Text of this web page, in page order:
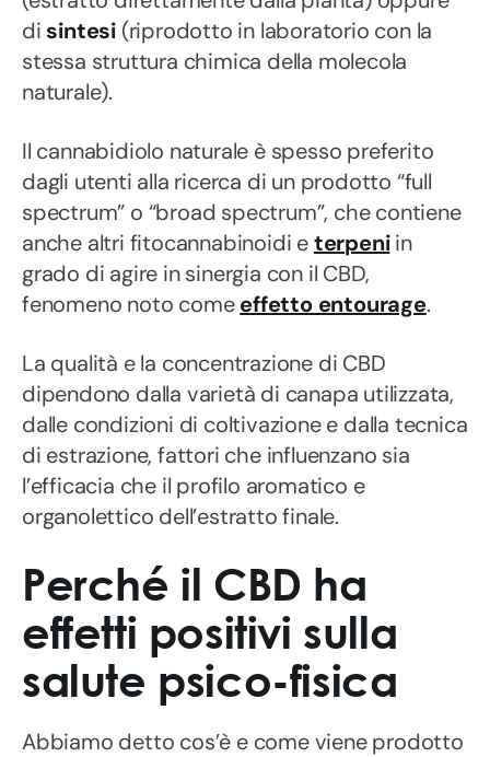
di sintesi (riprodotto in laboratorio con la
stessa struttura chimica della molecola
naturale).
Il cannabidiolo naturale è spesso preferito
dagli utenti alla ricerca di un prodotto “full
spectrum” o “broad spectrum”, che contiene
anche altri fitocannabinoidi eterpeniin
grado di agire in sinergia con il CBD,
fenomeno noto comeeffetto entourage.
La qualità e la concentrazione di CBD
dipendono dalla varietà di canapa utilizzata,
dalle condizioni di coltivazione e dalla tecnica
di estrazione, fattori che influenzano sia
l’efficacia che il profilo aromatico e
organolettico dell’estratto finale.
Perché il CBD ha
effetti positivi sulla
salute psico-fisica
Abbiamo detto cos’è e come viene prodotto